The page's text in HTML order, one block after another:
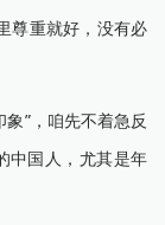
重就好，没有必
”，咱先不着急反
中国人，尤其是年